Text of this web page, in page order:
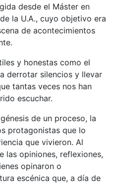
desde el Máster en
la U.A., cuyo objetivo era
de acontecimientos
y honestas como el
derrotar silencios y llevar
tantas veces nos han
escuchar.
de un proceso, la
protagonistas que lo
que vivieron. Al
las opiniones, reflexiones,
opinaron o
escénica que, a día de